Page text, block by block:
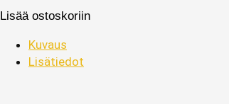
Lisää ostoskoriin
Kuvaus
Lisätiedot